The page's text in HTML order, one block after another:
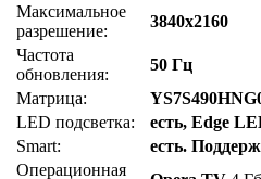
Максимальное
разрешение:
3840x2160
Частота
обновления:
50 Гц
Матрица:
LED подсветка:
есть, Edge
Smart:
есть.
Операционная